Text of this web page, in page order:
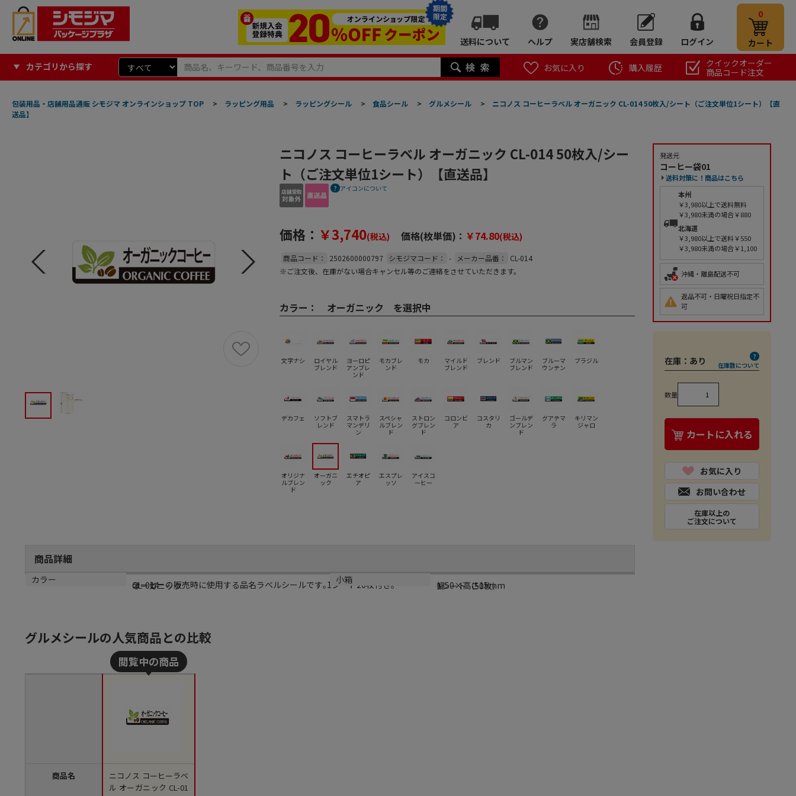
期間
限定
送料について ヘルプ 実店舗検索 会員登録 ログイン
0
カート
カテゴリから探す お気に入り 購入履歴
クイックオーダー
商品コード注文
包装用品・店舗用品通販 シモジマ オンラインショップ TOP > ラッピング用品 > ラッピングシール > 食品シール > グルメシール >
ニコノス コーヒーラベル オーガニック CL-014 50枚入/シート（ご注文単位1シート）【直
送品】
ニコノス コーヒーラベル オーガニック CL-014 50枚入/シー
ト（ご注文単位1シート）【直送品】
アイコンについて
価格： ￥3,740(税込) 価格(枚単価)： ￥74.80(税込)
商品コード： 2502600000797 シモジマコード： - メーカー品番：
CL-014
※ご注文後、在庫がない場合キャンセル等のご連絡をさせていただきます。
カラー： オーガニック を選択中
文字ナシ
ロイヤル
ブレンド
ヨーロピ
アンブレ
ンド
モカブレ
ンド
モカ
マイルド
ブレンド
ブレンド
ブルマン
ブレンド
ブルーマ
ウンテン
ブラジル
デカフェ
ソフトブ
レンド
スマトラ
マンデリ
ン
スペシャ
ルブレン
ド
ストロン
グブレン
ド
コロンビ
ア
コスタリ
カ
ゴールデ
ンブレン
ド
グアテマ
ラ
キリマン
ジャロ
オリジナ
ルブレン
ド
オーガニ
ック
エチオピ
ア
エスプレ
ッソ
アイスコ
ーヒー
商品詳細
商品説明
コーヒーの販売時に使用する品名ラベルシールです｡1シート20枚付き｡
メーカー品番
CL-014
サイズ
幅50×高さ15mm
カラー
オーガニック
小箱
1シート（50枚）
発送元
コーヒー袋01
送料対策に！商品はこちら
本州
￥3,980以上で送料無料
￥3,980未満の場合￥880
北海道
￥3,980以上で送料￥550
￥3,980未満の場合￥1,100
沖縄・離島配送不可
返品不可・日曜祝日指定不
可
在庫： あり 在庫数について
数量
カートに入れる
お気に入り
お問い合わせ
在庫以上の
ご注文について
グルメシールの人気商品との比較
商品名
ニコノス コーヒーラベ
ル オーガニック CL-01